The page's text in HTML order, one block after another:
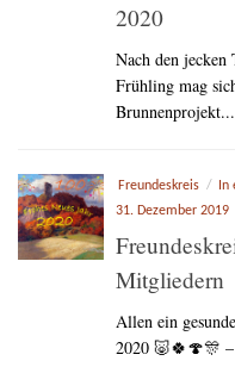
2020
Nach den jecken
Frühling mag
Brunnenprojekt...
Freundeskreis /
In
31. Dezember 2019
Mitgliedern
Allen ein
2020 🐷🍀🍄🎊 –